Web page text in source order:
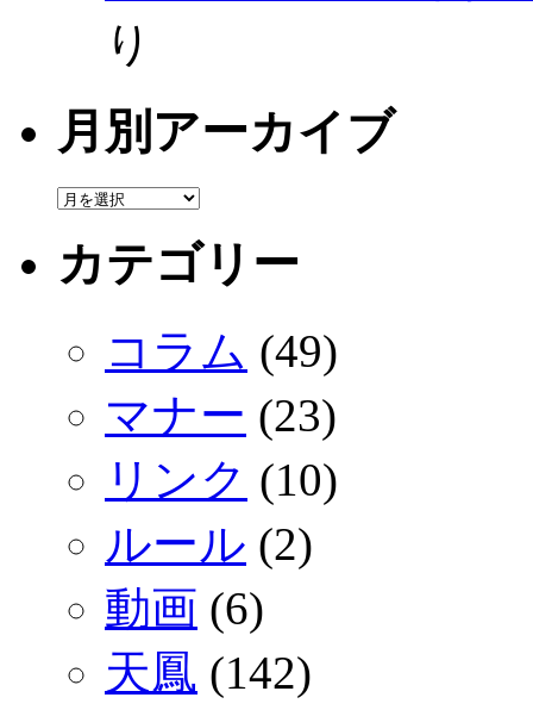
り
月別アーカイブ
カテゴリー
コラム (49)
マナー (23)
リンク (10)
ルール (2)
動画 (6)
天鳳 (142)